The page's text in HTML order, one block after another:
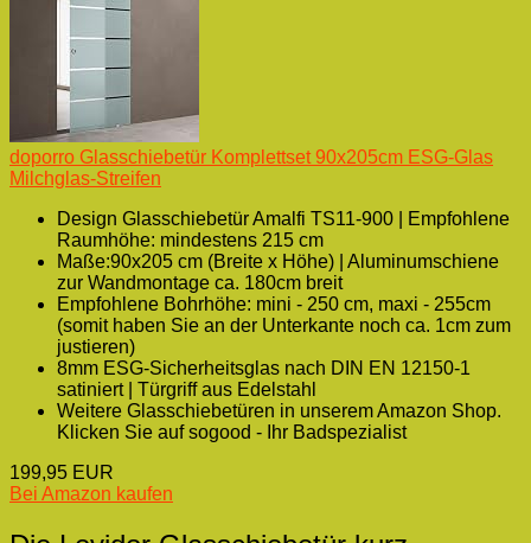
doporro Glasschiebetür Komplettset 90x205cm ESG-Glas
Milchglas-Streifen
Design Glasschiebetür Amalfi TS11-900 | Empfohlene
Raumhöhe: mindestens 215 cm
Maße:90x205 cm (Breite x Höhe) | Aluminumschiene
zur Wandmontage ca. 180cm breit
Empfohlene Bohrhöhe: mini - 250 cm, maxi - 255cm
(somit haben Sie an der Unterkante noch ca. 1cm zum
justieren)
8mm ESG-Sicherheitsglas nach DIN EN 12150-1
satiniert | Türgriff aus Edelstahl
Weitere Glasschiebetüren in unserem Amazon Shop.
Klicken Sie auf sogood - Ihr Badspezialist
199,95 EUR
Bei Amazon kaufen